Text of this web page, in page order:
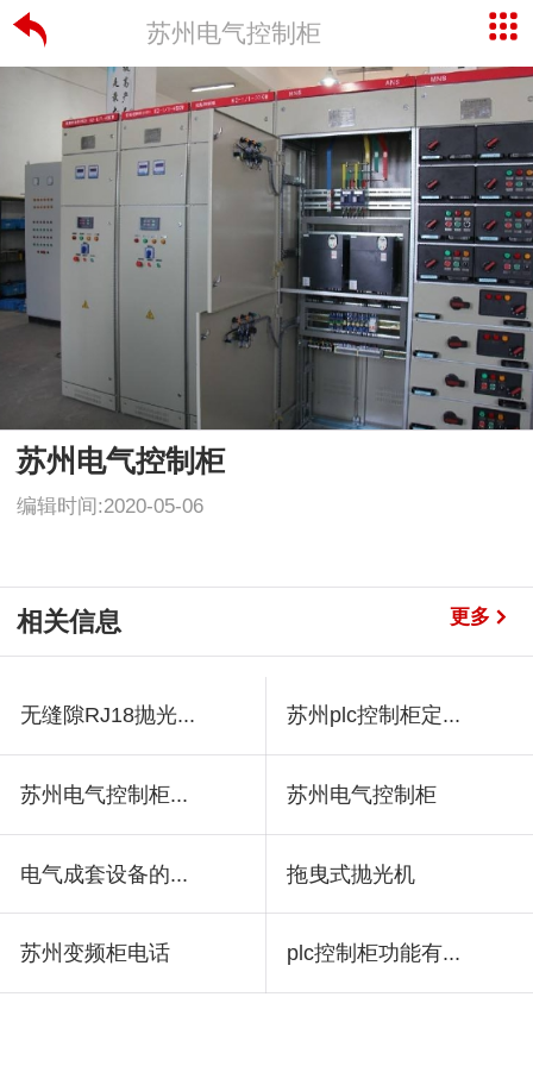
苏州电气控制柜
苏州电气控制柜
编辑时间:2020-05-06
相关信息 更多
无缝隙RJ18抛光... 苏州plc控制柜定...
苏州电气控制柜... 苏州电气控制柜
电气成套设备的... 拖曳式抛光机
苏州变频柜电话 plc控制柜功能有...